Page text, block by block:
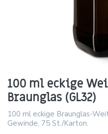
100 ml eckige
Braunglas (GL32)
100 ml eckige Braunglas-
Gewinde, 75 St./Karton.